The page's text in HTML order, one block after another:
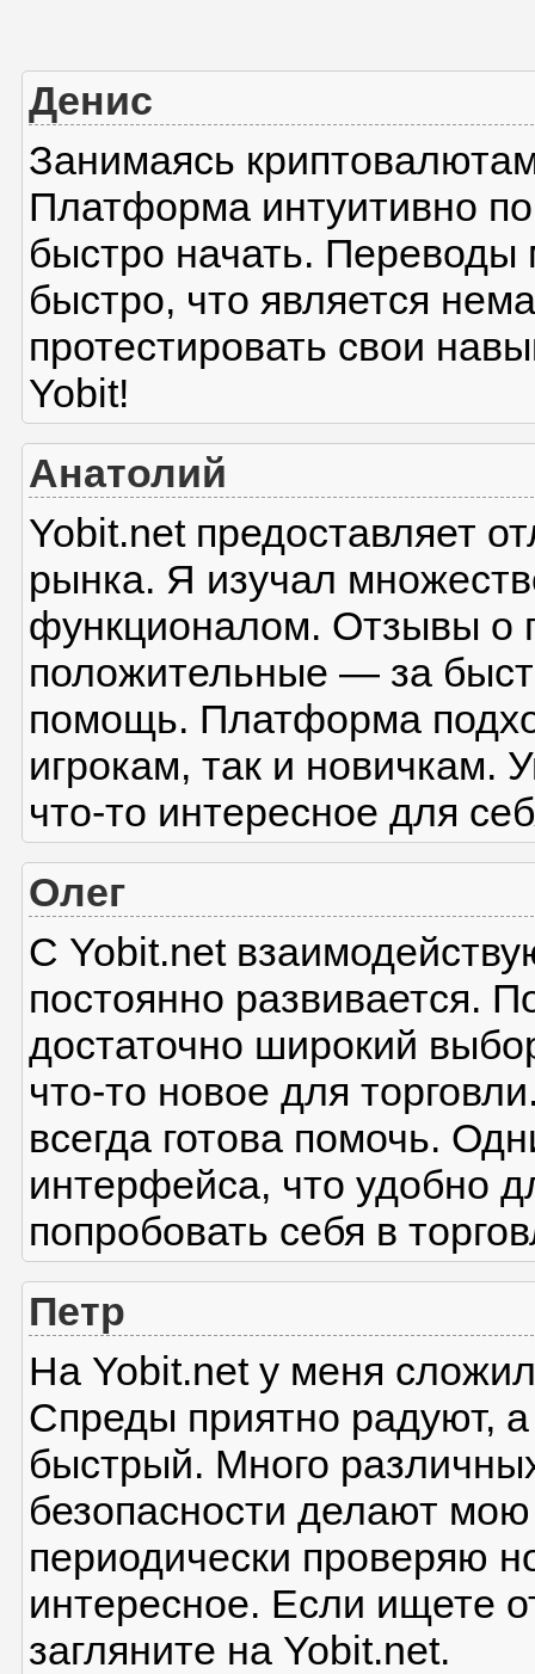
Денис
Занимаясь
Платформа интуитивно
быстро начать.
быстро, что является
протестировать свои
Yobit!
Анатолий
Yobit.net предоставляет
рынка. Я изучал
функционалом. Отзывы о
положительные — за
помощь. Платформа
игрокам, так и новичкам.
что-то интересное для
Олег
С Yobit.net
постоянно развивается.
достаточно широкий
что-то новое для
всегда готова помочь.
интерфейса, что удобно
попробовать себя в
Петр
На Yobit.net у меня
Спреды приятно радуют, а
быстрый. Много
безопасности делают
периодически проверяю
интересное. Если ищете
загляните на Yobit.net.